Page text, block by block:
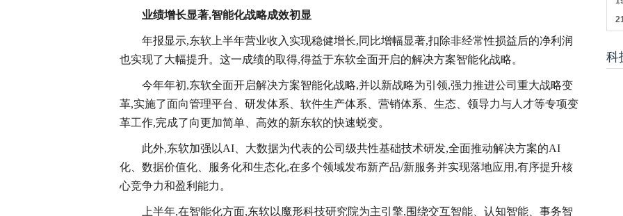
业绩增长显著,智能化战略成效初显
年报显示,东软上半年营业收入实现稳健增长,同比增幅显著,扣除非经常性损益后的净利润
也实现了大幅提升。这一成绩的取得,得益于东软全面开启的解决方案智能化战略。
今年年初,东软全面开启解决方案智能化战略,并以新战略为引领,强力推进公司重大战略变
革,实施了面向管理平台、研发体系、软件生产体系、营销体系、生态、领导力与人才等专项变
革工作,完成了向更加简单、高效的新东软的快速蜕变。
此外,东软加强以AI、大数据为代表的公司级共性基础技术研发,全面推动解决方案的AI
化、数据价值化、服务化和生态化,在多个领域发布新产品/新服务并实现落地应用,有序提升核
心竞争力和盈利能力。
上半年,在智能化方面,东软以魔形科技研究院为主引擎,围绕交互智能、认知智能、事务智
科